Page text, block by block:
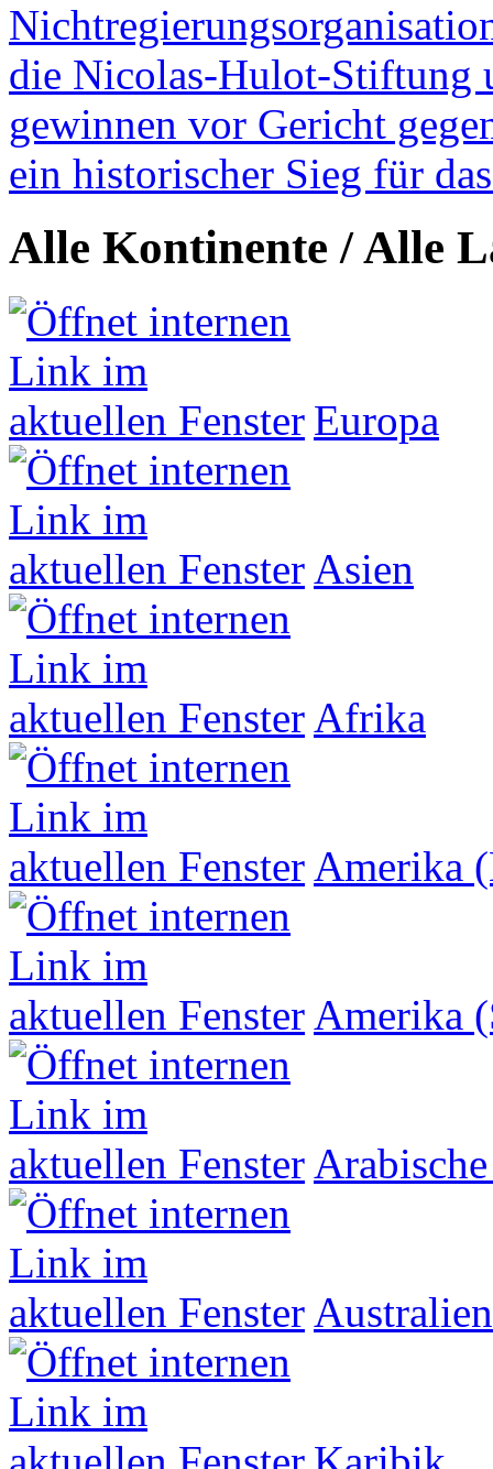
die Nicolas-Hulot-Stiftung
gewinnen vor Gericht
ein historischer Sieg für
Alle Kontinente / Alle
Europa
Asien
Afrika
Amerika
Amerika
Australien